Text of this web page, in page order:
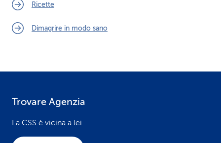
Ricette
Dimagrire in modo sano
Trovare Agenzia
La CSS è vicina a lei.